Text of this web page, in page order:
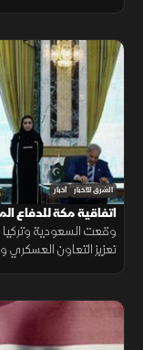
الشرق للأخبار أخبار
اتفاقية مكة للدفاع
وقعت السعودية
تعزيز التعاون العسكري